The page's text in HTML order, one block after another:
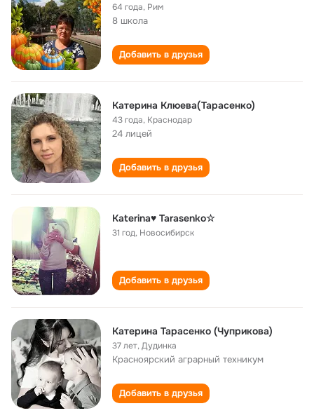
64 года, Рим
8 школа
Добавить в друзья
Катерина Клюева(Тарасенко)
43 года, Краснодар
24 лицей
Добавить в друзья
Katerina♥ Tarasenko☆
31 год, Новосибирск
Добавить в друзья
Катерина Тарасенко (Чуприкова)
37 лет,Дудинка
Красноярский аграрный техникум
Добавить в друзья